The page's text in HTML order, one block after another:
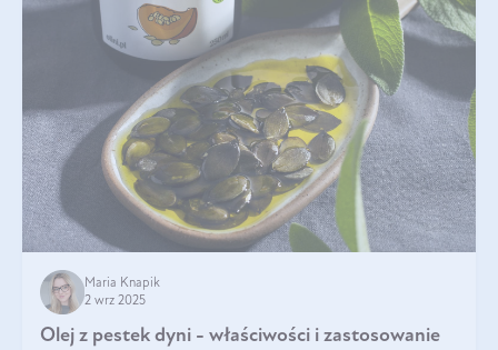
Maria Knapik
2 wrz 2025
Olej z pestek dyni - właściwości i zastosowanie